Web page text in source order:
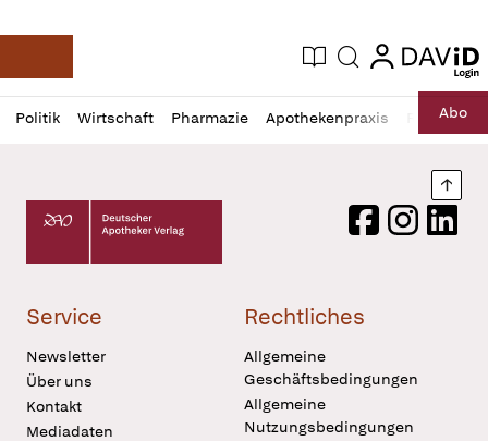
Deutsche Apotheker Zeitung
Aktuelle Ausgabe
Suche login
login
Politik Wirtschaft Pharmazie Apothekenpraxis RechtAbo
Profil
öffnen
Daz
Pur
Deutscher Apotheker Verlag Logo
FacebookInstagram
Service
Newsletter
Über uns
Kontakt
Mediadaten
Rechtliches
Allgemeine
Geschäftsbedingungen
Allgemeine
Nutzungsbedingungen